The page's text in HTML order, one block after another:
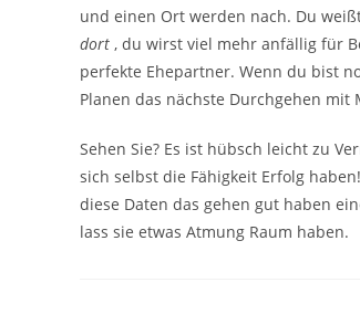
und einen Ort werden nach. Du
dort , du wirst viel mehr anfällig für
perfekte Ehepartner. Wenn du bist
Planen das nächste Durchgehen
Sehen Sie? Es ist hübsch leicht zu
sich selbst die Fähigkeit Erfolg
diese Daten das gehen gut haben
lass sie etwas Atmung Raum haben.